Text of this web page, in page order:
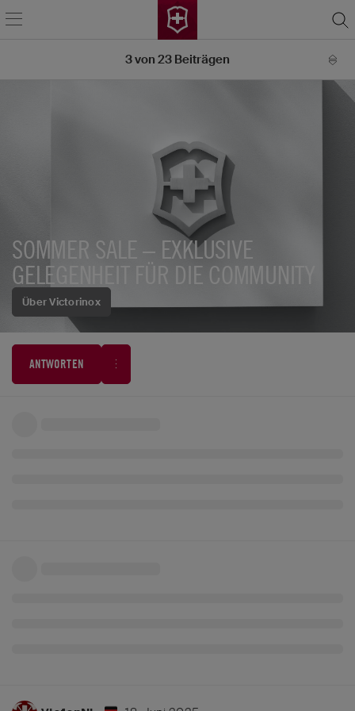
Über Victorinox
SOMMER SALE – EXKLUSIVE
GELEGENHEIT FÜR DIE COMMUNITY
ANTWORTEN
3von 23 Beiträgen